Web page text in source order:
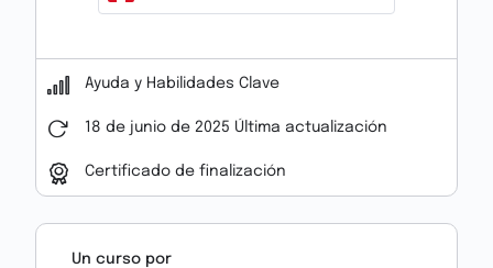
Ayuda y Habilidades Clave
18 de junio de 2025 Última actualización
Certificado de finalización
Un curso por